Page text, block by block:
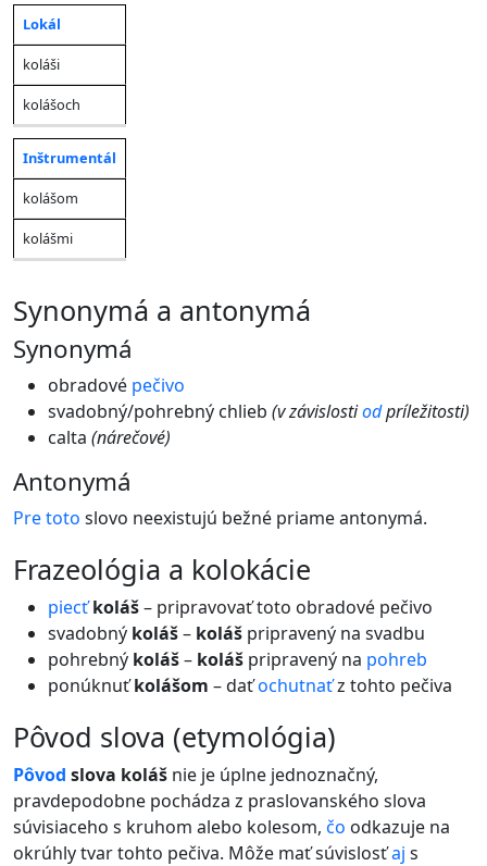
Lokál
koláši
kolášoch
Inštrumentál
kolášom
kolášmi
synonymá a antonymá
Synonymá
obradové pečivo
svadobný/pohrebný chlieb (v závislostiodpríležitosti)
calta (nárečové)
Antonymá
Pretoto slovo neexistujú bežné priame antonymá.
frazeológia a kolokácie
piecť koláš– pripravovať toto obradové pečivo
svadobný koláš– koláš pripravený na svadbu
pohrebný koláš– koláš pripravený na pohreb
ponúknuťkolášom – daťochutnaťz tohto pečiva
pôvod slova (etymológia)
Pôvod slova koláš nie je úplne jednoznačný,
pravdepodobne pochádza z praslovanského slova
súvisiaceho s kruhom alebo kolesom, čo odkazuje na
okrúhly tvar tohto pečiva. Môže mať súvislosťaj s